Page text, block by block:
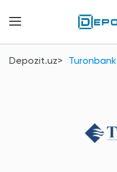
Depozit.uz